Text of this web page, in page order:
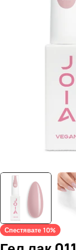
медия 0 в
Спестявате 10%